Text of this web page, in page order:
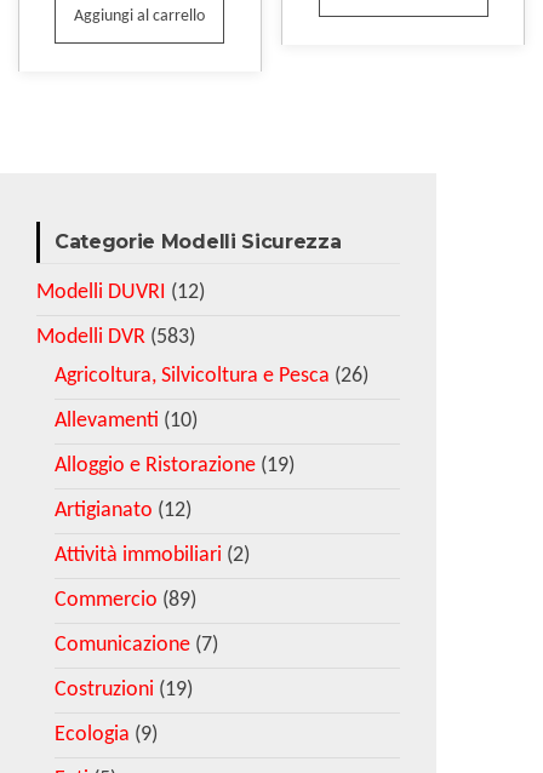
Aggiungi al carrello
Categorie Modelli Sicurezza
Modelli DUVRI (12)
Modelli DVR (583)
Agricoltura, Silvicoltura e Pesca (26)
Allevamenti (10)
Alloggio e Ristorazione (19)
Artigianato (12)
Attività immobiliari (2)
Commercio (89)
Comunicazione (7)
Costruzioni (19)
Ecologia (9)